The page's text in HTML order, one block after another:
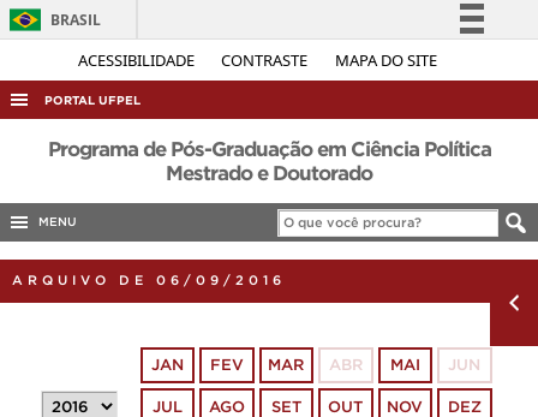
ACESSIBILIDADE CONTRASTE MAPA DO SITE
BRASIL
Simplifique!
Acesso à informação
Legislação
Canais
PORTAL UFPEL
ACESSO À INFORMAÇÃO
COBALTO
CONCURSOS
EDITAIS
INTERNACIONAL
Programa de Pós-Graduação em Ciência Política
Mestrado e Doutorado
MENU
ARQUIVO DE 06/09/2016
JAN FEV MAR ABR MAI JUN
JUL AGO SET OUT NOV DEZ